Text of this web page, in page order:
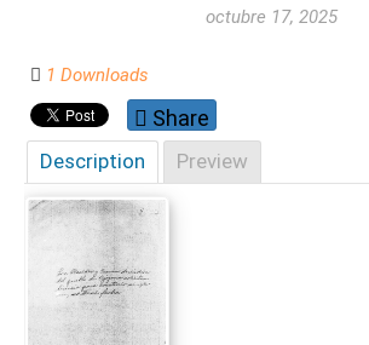
octubre 17, 2025
1 Downloads
Share
Description Preview